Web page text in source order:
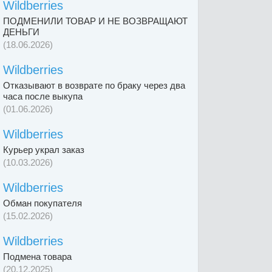
Wildberries
ПОДМЕНИЛИ ТОВАР И НЕ ВОЗВРАЩАЮТ
ДЕНЬГИ
(18.06.2026)
Wildberries
Отказывают в возврате по браку через два
часа после выкупа
(01.06.2026)
Wildberries
Курьер украл заказ
(10.03.2026)
Wildberries
Обман покупателя
(15.02.2026)
Wildberries
Подмена товара
(20.12.2025)